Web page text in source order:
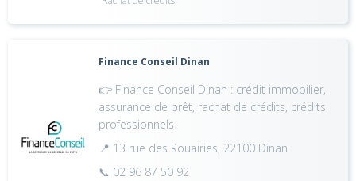
Finance Conseil Dinan
👉 Finance Conseil Dinan : crédit immobilier,
assurance de prêt, rachat de crédits, crédits
professionnels
📍 13 rue des Rouairies, 22100 Dinan
📞 02 96 87 50 92